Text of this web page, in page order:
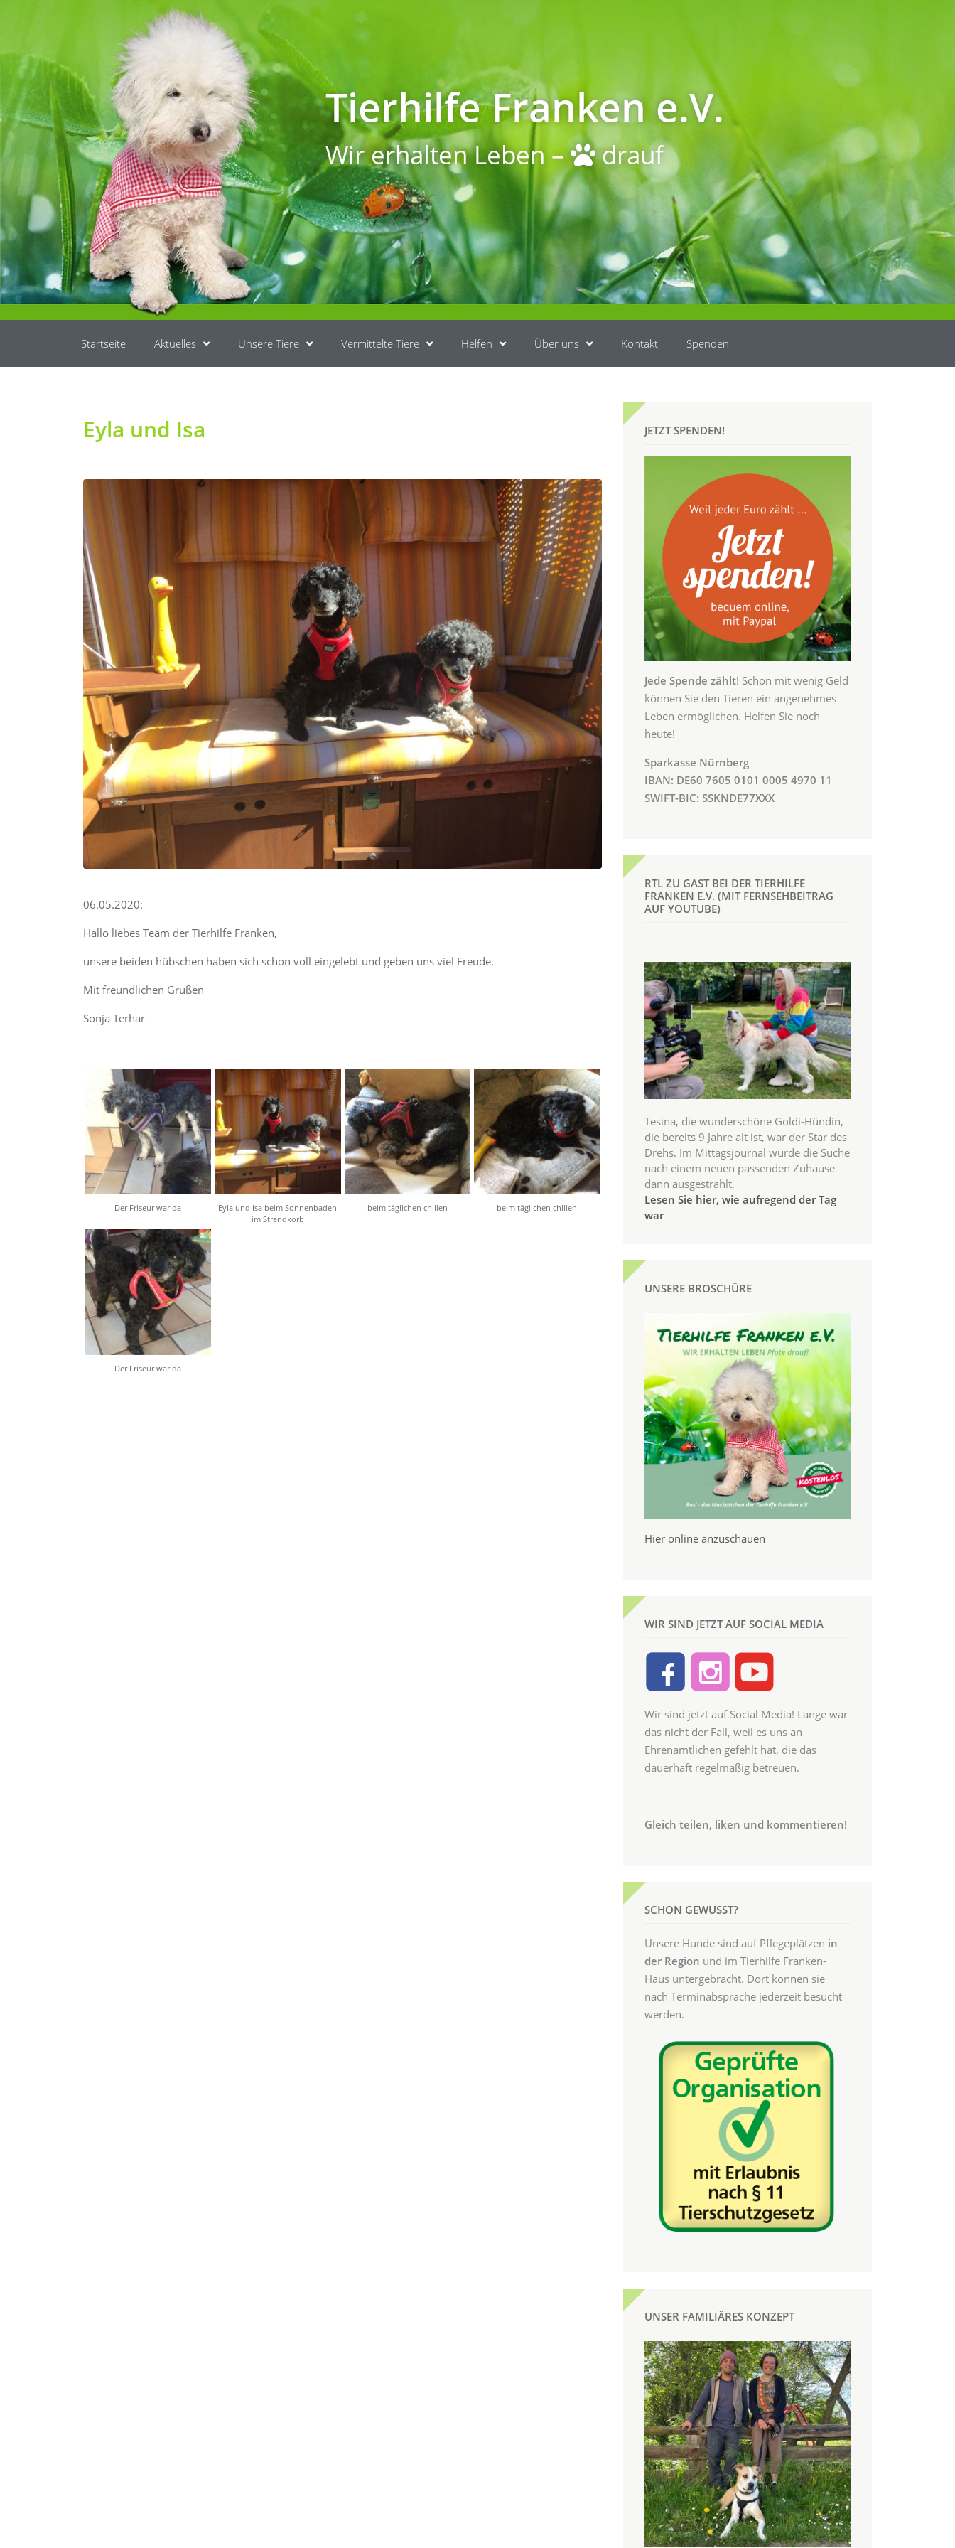
Tierhilfe Franken e.V.
Wir erhalten Leben – drauf
Startseite Aktuelles Unsere Tiere Vermittelte Tiere Helfen Über uns Kontakt Spenden
Eyla und Isa
06.05.2020:
Hallo liebes Team der Tierhilfe Franken,
unsere beiden hübschen haben sich schon voll eingelebt und geben uns viel Freude.
Mit freundlichen Grüßen
Sonja Terhar
Der Friseur war da
Eyla und Isa beim Sonnenbaden
im Strandkorb
beim täglichen chillen beim täglichen chillen
Der Friseur war da
JETZT SPENDEN!
Jede Spende zählt! Schon mit wenig Geld
können Sie den Tieren ein angenehmes
Leben ermöglichen. Helfen Sie noch
heute!
Sparkasse Nürnberg
IBAN: DE60 7605 0101 0005 4970 11
SWIFT-BIC: SSKNDE77XXX
RTL ZU GAST BEI DER TIERHILFE
FRANKEN E.V. (MIT FERNSEHBEITRAG
AUF YOUTUBE)
Tesina, die wunderschöne Goldi-Hündin,
die bereits 9 Jahre alt ist, war der Star des
Drehs. Im Mittagsjournal wurde die Suche
nach einem neuen passenden Zuhause
dann ausgestrahlt.
Lesen Sie hier, wie aufregend der Tag
war
UNSERE BROSCHÜRE
Hier online anzuschauen
WIR SIND JETZT AUF SOCIAL MEDIA
Wir sind jetzt auf Social Media! Lange war
das nicht der Fall, weil es uns an
Ehrenamtlichen gefehlt hat, die das
dauerhaft regelmäßig betreuen.
Gleich teilen, liken und kommentieren!
SCHON GEWUSST?
Unsere Hunde sind auf Pflegeplätzen in
der Region und im Tierhilfe Franken-
Haus untergebracht. Dort können sie
nach Terminabsprache jederzeit besucht
werden.
UNSER FAMILIÄRES KONZEPT